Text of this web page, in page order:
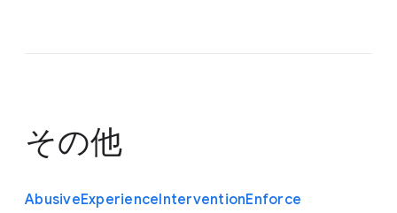
その他
AbusiveExperienceInterventionEnforce